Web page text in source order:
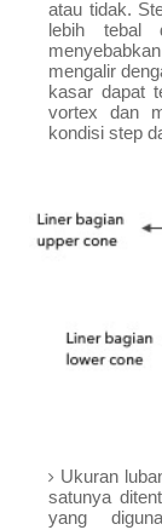
atau tidak.
lebih tebal
mengalir
kasar dapat
vortex dan
kondisi step
Ukuran
satunya
yang